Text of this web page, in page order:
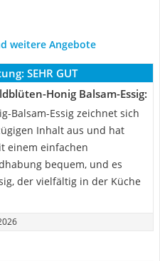
weitere Angebote
SEHR GUT
Honig Balsam-Essig:
Balsam-Essig zeichnet sich
Inhalt aus und hat
einem einfachen
bequem, und es
der vielfältig in der Küche